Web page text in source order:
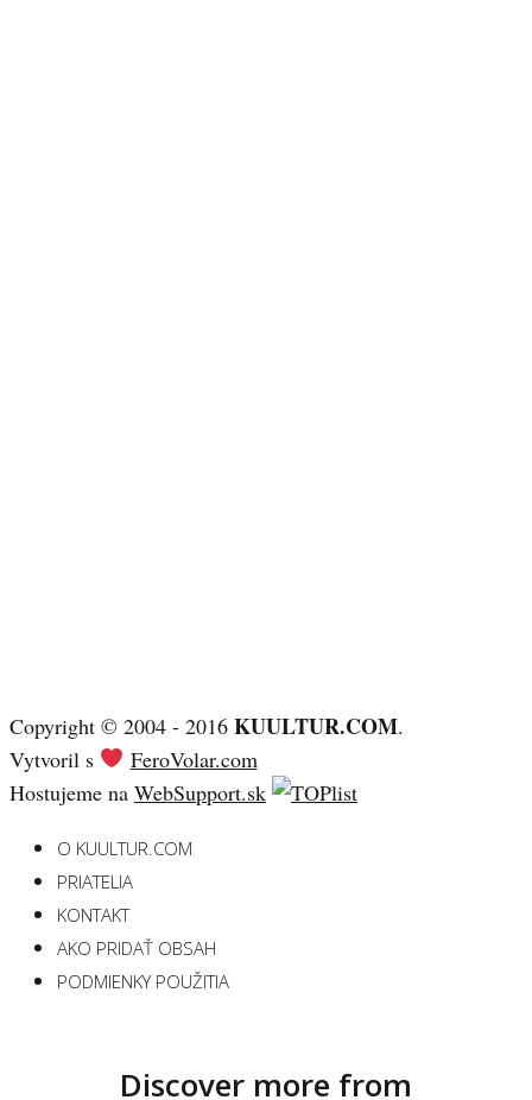
Copyright © 2004 - 2016 KUULTUR.COM.
Vytvoril s
FeroVolar.com
Hostujeme na WebSupport.sk
O KUULTUR.COM
PRIATELIA
KONTAKT
AKO PRIDAŤ OBSAH
PODMIENKY POUŽITIA
Discover more from